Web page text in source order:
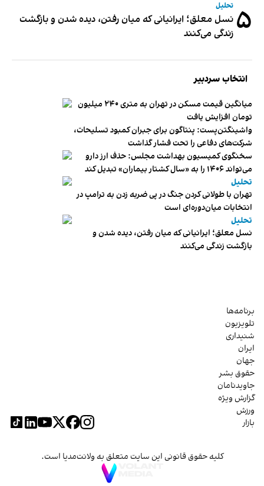
۵ تحلیل
نسل معلق؛ ایرانیانی که میان رفتن، دیده شدن و بازگشت
زندگی می‌کنند
انتخاب سردبیر
میانگین قیمت مسکن در تهران به متری ۲۴۰ میلیون
تومان افزایش یافت
واشینگتن‌پست: پنتاگون برای جبران کمبود تسلیحات،
شرکت‌های دفاعی را تحت فشار گذاشت
سخنگوی کمیسیون بهداشت مجلس: حذف ارز دارو
می‌تواند ۱۴۰۶ را به «سال کشتار بیماران» تبدیل کند
تحلیل
تهران با طولانی کردن جنگ در پی ضربه زدن به ترامپ در
انتخابات میان‌دوره‌ای است
تحلیل
نسل معلق؛ ایرانیانی که میان رفتن، دیده شدن و
بازگشت زندگی می‌کنند
برنامه‌ها
تلویزیون
شنیداری
ایران
جهان
حقوق بشر
جاویدنامان
گزارش ویژه
ورزش
بازار
کلیه حقوق قانونی این سایت متعلق به ولانت‌مدیا است.